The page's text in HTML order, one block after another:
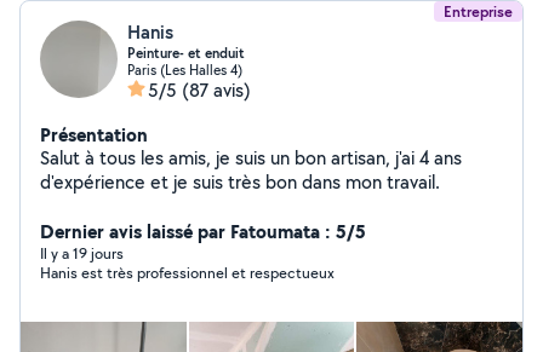
Entreprise
Hanis
Peinture- et enduit
Paris (Les Halles 4)
5/5 (87 avis)
Présentation
Salut à tous les amis, je suis un bon artisan, j'ai 4 ans
d'expérience et je suis très bon dans mon travail.
Dernier avis laissé par Fatoumata : 5/5
Il y a 19 jours
Hanis est très professionnel et respectueux